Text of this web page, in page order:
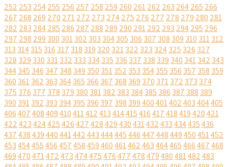
252 253 254255 256 257 258 259 260 261262 263 264265 266
267 268 269 270 271272 273 274275 276 277 278 279 280 281
282 283 284285 286 287 288 289 290 291292 293 294295 296
297 298 299 300 301302 303 304305 306 307 308 309 310 311312
313 314315 316 317 318 319 320 321322 323 324325 326 327
328 329 330 331332 333 334335 336 337 338 339 340 341342 343
344345 346 347 348 349 350 351352 353 354355 356 357 358 359
360 361362 363 364365 366 367 368 369 370 371372 373 374
375 376 377 378 379 380 381382 383 384385 386 387 388 389
390 391392 393 394395 396 397 398 399400401402403404405
406407408409410411412413414415416417418419420421
422423424425426427428429430431432433434435436
437438439440441442443444445446447448449450451452
453454455456457458459460461462463464465466467468
469470471472473474475476477478479480481482483